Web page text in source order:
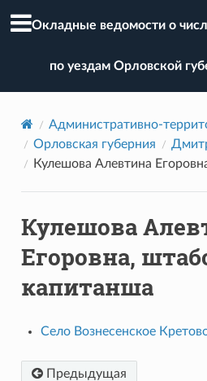
Окладные ведомости о
по уездам Орловской
Административно-
Орловская губерния
Кулешова Алевтина
Кулешова
Егоровна,
капитанша
Село Вознесенское
Предыдущая